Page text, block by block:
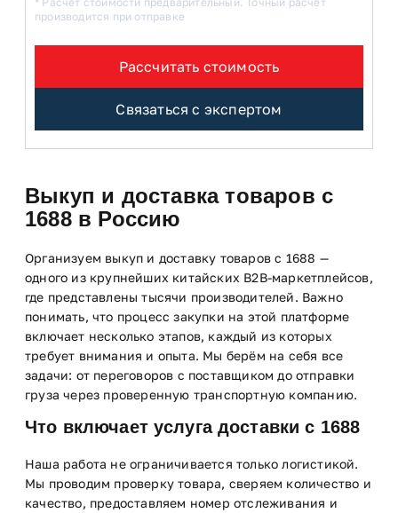
производится при отправке
Рассчитать стоимость
Связаться с экспертом
Выкуп и доставка товаров с
1688 в Россию
Организуем выкуп и доставку товаров с 1688 —
одного из крупнейших китайских B2B-маркетплейсов,
где представлены тысячи производителей. Важно
понимать, что процесс закупки на этой платформе
включает несколько этапов, каждый из которых
требует внимания и опыта. Мы берём на себя все
задачи: от переговоров с поставщиком до отправки
груза через проверенную транспортную компанию.
Что включает услуга доставки с 1688
Наша работа не ограничивается только логистикой.
Мы проводим проверку товара, сверяем количество и
качество, предоставляем номер отслеживания и